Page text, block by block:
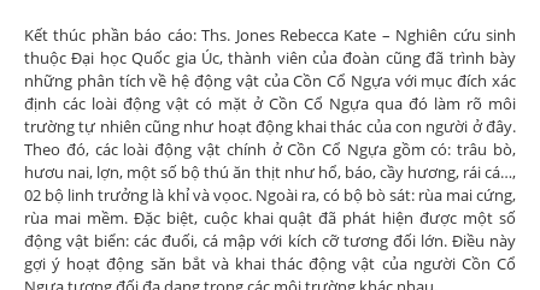
Kết thúc phần báo cáo: Ths. Jones Rebecca Kate – Nghiên cứu sinh
thuộc Đại học Quốc gia Úc, thành viên của đoàn cũng đã trình bày
những phân tích về hệ động vật của Cồn Cổ Ngựa với mục đích xác
định các loài động vật có mặt ở Cồn Cổ Ngựa qua đó làm rõ môi
trường tự nhiên cũng như hoạt động khai thác của con người ở đây.
Theo đó, các loài động vật chính ở Cồn Cổ Ngựa gồm có: trâu bò,
hươu nai, lợn, một số bộ thú ăn thịt như hổ, báo, cầy hương, rái cá…,
02 bộ linh trưởng là khỉ và vọoc. Ngoài ra, có bộ bò sát: rùa mai cứng,
rùa mai mềm. Đặc biệt, cuộc khai quật đã phát hiện được một số
động vật biển: các đuối, cá mập với kích cỡ tương đối lớn. Điều này
gợi ý hoạt động săn bắt và khai thác động vật của người Cồn Cổ